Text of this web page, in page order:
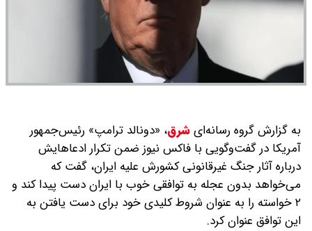
به گزارش گروه رسانه‌ایشرق، «دونالد ترامپ» رئیس‌جمهور
آمریکا در گفت‌وگویی با فاکس نیوز ضمن تکرار ادعاهایش
درباره آثار جنگ غیرقانونی کشورش علیه ایران، گفت که
می‌خواهد بدون عجله به توافقی خوب با ایران دست پیدا کند و
۲ خواسته را به عنوان شروط کلیدی خود برای دست یافتن به
این توافق عنوان کرد.